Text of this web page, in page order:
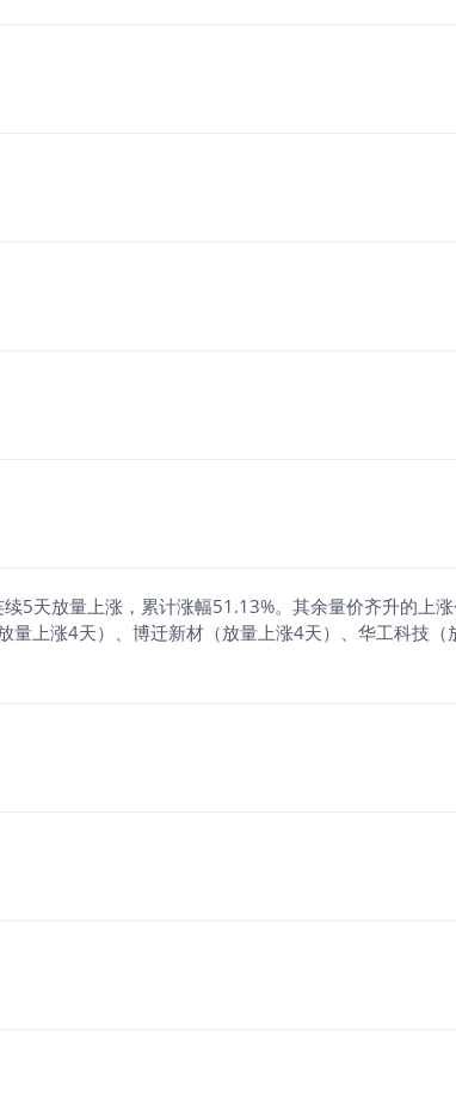
5天放量上涨，累计涨幅51.13%。其余量价齐升的上
上涨4天）、博迁新材（放量上涨4天）、华工科技（